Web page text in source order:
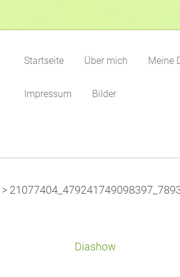
Startseite Über mich Meine
Impressum Bilder
>
Diashow